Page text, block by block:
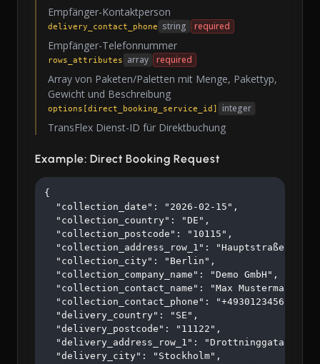
Empfänger-Kontaktperson
delivery_contact_phone string required
Empfänger-Telefonnummer
rows_attributes array required
Array von Paketen/Paletten mit Menge, Pakettyp,
Gewicht und Beschreibung
options[direct_booking_service_id] integer
TransFlex Dienst-ID für Direktbuchung
Example: Direct Booking Request
{
  "collection_date": "2026-02-15",
  "collection_country": "DE",
  "collection_postcode": "10115",
  "collection_address_row_1": "Hauptstraße 123",
  "collection_city": "Berlin",
  "collection_company_name": "Demo GmbH",
  "collection_contact_name": "Max Mustermann",
  "collection_contact_phone": "+4930123456",
  "delivery_country": "SE",
  "delivery_postcode": "11122",
  "delivery_address_row_1": "Drottninggatan 45",
  "delivery_city": "Stockholm",